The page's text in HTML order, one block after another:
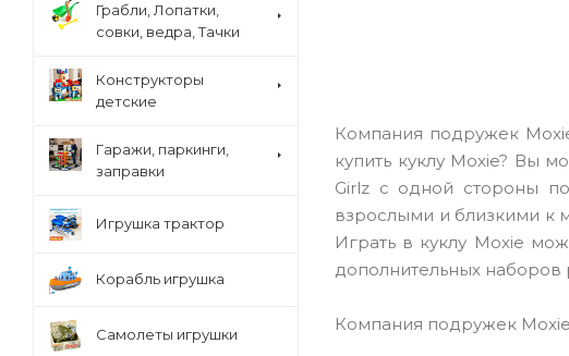
Компания подружек
купить куклу Moxie? Вы
Girlz с одной стороны
взрослыми и близкими к
Играть в куклу Moxie
дополнительных
Компания подружек
Грабли, Лопатки,
совки, ведра, Тачки
Конструкторы
детские
Гаражи, паркинги,
заправки
Игрушка трактор
Корабль игрушка
Самолеты игрушки